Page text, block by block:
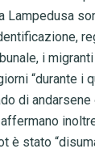
Lampedusa
i
“durante i
di
è stato